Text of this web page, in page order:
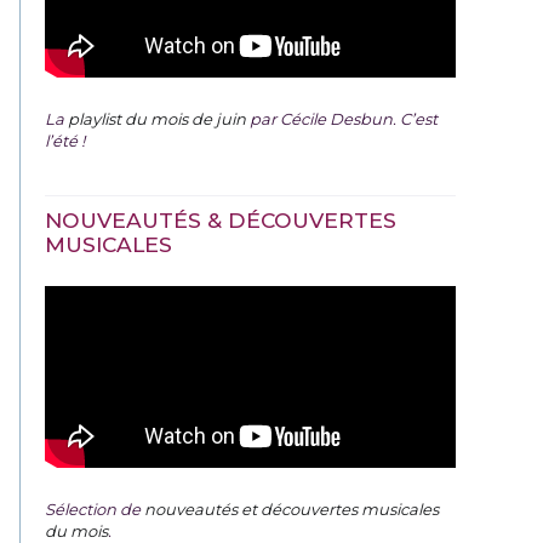
La playlist du mois de juin par Cécile Desbun. C’est
l’été !
NOUVEAUTÉS & DÉCOUVERTES
MUSICALES
Sélection denouveautés et découvertes musicales
du mois.